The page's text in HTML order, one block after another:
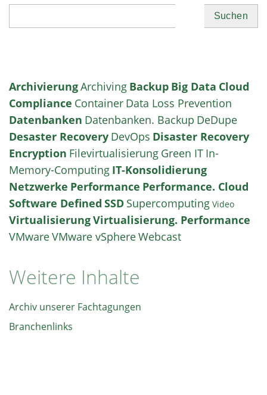
ArchivierungArchiving Backup Big Data Cloud
Compliance Container Data Loss Prevention
Datenbanken Datenbanken. Backup DeDupe
Desaster Recovery DevOps Disaster Recovery
Encryption Filevirtualisierung Green IT In-
Memory-Computing IT-Konsolidierung
Netzwerke Performance Performance. Cloud
Software Defined SSD Supercomputing Video
VirtualisierungVirtualisierung. Performance
VMwareVMware vSphereWebcast
Weitere Inhalte
Archiv unserer Fachtagungen
Branchenlinks